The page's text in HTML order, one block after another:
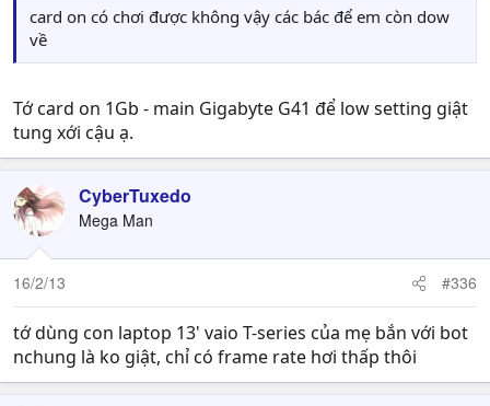
card on có chơi được không vậy các bác để em còn dow
về
Tớ card on 1Gb - main Gigabyte G41 để low setting giật
tung xới cậu ạ.
CyberTuxedo
Mega Man
16/2/13 #336
tớ dùng con laptop 13' vaio T-series của mẹ bắn với bot
nchung là ko giật, chỉ có frame rate hơi thấp thôi